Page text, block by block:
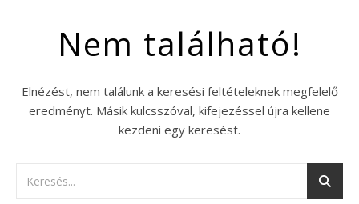
Nem található!
Elnézést, nem találunk a keresési feltételeknek megfelelő
eredményt. Másik kulcsszóval, kifejezéssel újra kellene
kezdeni egy keresést.